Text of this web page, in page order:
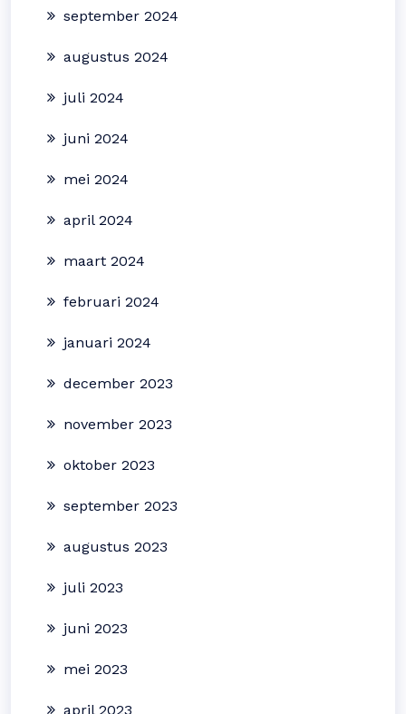
september 2024
augustus 2024
juli 2024
juni 2024
mei 2024
april 2024
maart 2024
februari 2024
januari 2024
december 2023
november 2023
oktober 2023
september 2023
augustus 2023
juli 2023
juni 2023
mei 2023
april 2023